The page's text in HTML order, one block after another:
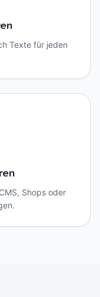
Texte für jeden
Shops oder